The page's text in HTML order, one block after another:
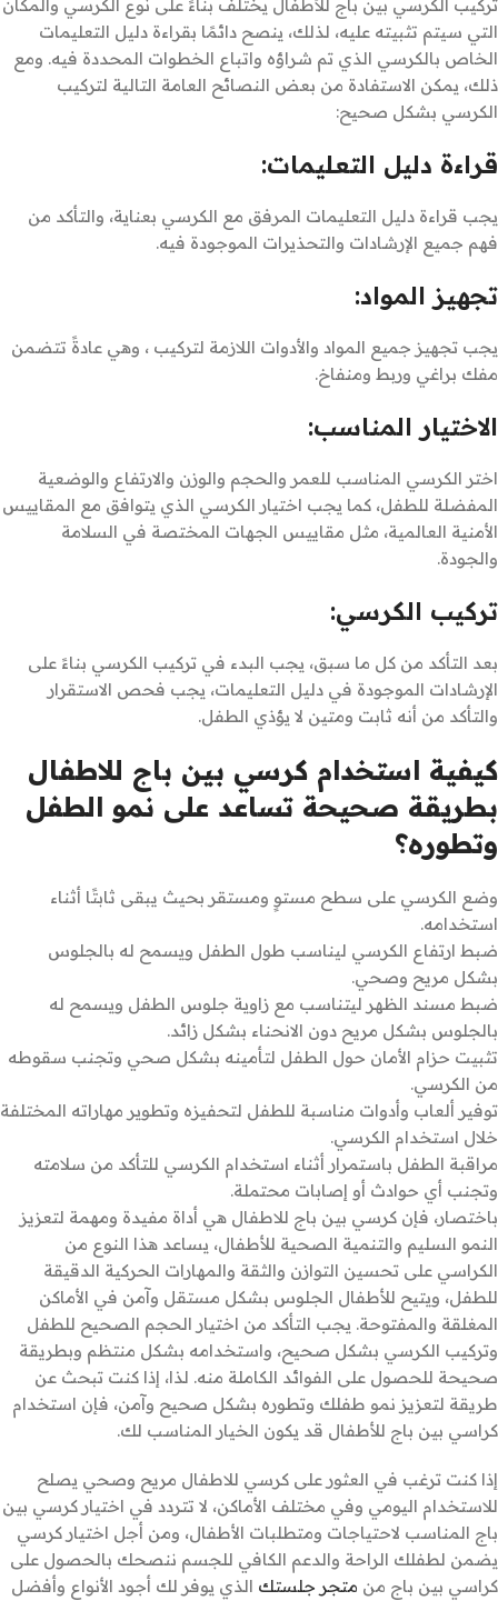
تركيب الكرسي بين باج للأطفال يختلف بناءً على نوع الكرسي والمكان
التي سيتم تثبيته عليه، لذلك، ينصح دائمًا بقراءة دليل التعليمات
الخاص بالكرسي الذي تم شراؤه واتباع الخطوات المحددة فيه. ومع
ذلك، يمكن الاستفادة من بعض النصائح العامة التالية لتركيب
الكرسي بشكل صحيح:
قراءة دليل التعليمات:
يجب قراءة دليل التعليمات المرفق مع الكرسي بعناية، والتأكد من
فهم جميع الإرشادات والتحذيرات الموجودة فيه.
تجهيز المواد:
يجب تجهيز جميع المواد والأدوات اللازمة لتركيب ، وهي عادةً تتضمن
مفك براغي وربط ومنفاخ.
الاختيار المناسب:
اختر الكرسي المناسب للعمر والحجم والوزن والارتفاع والوضعية
المفضلة للطفل، كما يجب اختيار الكرسي الذي يتوافق مع المقاييس
الأمنية العالمية، مثل مقاييس الجهات المختصة في السلامة
والجودة.
تركيب الكرسي:
بعد التأكد من كل ما سبق، يجب البدء في تركيب الكرسي بناءً على
الإرشادات الموجودة في دليل التعليمات، يجب فحص الاستقرار
والتأكد من أنه ثابت ومتين لا يؤذي الطفل.
كيفية استخدام كرسي بين باج للاطفال
بطريقة صحيحة تساعد على نمو الطفل
وتطوره؟
وضع الكرسي على سطح مستوٍ ومستقر بحيث يبقى ثابتًا أثناء
استخدامه.
ضبط ارتفاع الكرسي ليناسب طول الطفل ويسمح له بالجلوس
بشكل مريح وصحي.
ضبط مسند الظهر ليتناسب مع زاوية جلوس الطفل ويسمح له
بالجلوس بشكل مريح دون الانحناء بشكل زائد.
تثبيت حزام الأمان حول الطفل لتأمينه بشكل صحي وتجنب سقوطه
من الكرسي.
توفير ألعاب وأدوات مناسبة للطفل لتحفيزه وتطوير مهاراته المختلفة
خلال استخدام الكرسي.
مراقبة الطفل باستمرار أثناء استخدام الكرسي للتأكد من سلامته
وتجنب أي حوادث أو إصابات محتملة.
باختصار، فإن كرسي بين باج للاطفال هي أداة مفيدة ومهمة لتعزيز
النمو السليم والتنمية الصحية للأطفال، يساعد هذا النوع من
الكراسي على تحسين التوازن والثقة والمهارات الحركية الدقيقة
للطفل، ويتيح للأطفال الجلوس بشكل مستقل وآمن في الأماكن
المغلقة والمفتوحة. يجب التأكد من اختيار الحجم الصحيح للطفل
وتركيب الكرسي بشكل صحيح، واستخدامه بشكل منتظم وبطريقة
صحيحة للحصول على الفوائد الكاملة منه. لذا، إذا كنت تبحث عن
طريقة لتعزيز نمو طفلك وتطوره بشكل صحيح وآمن، فإن استخدام
كراسي بين باج للأطفال قد يكون الخيار المناسب لك.
إذا كنت ترغب في العثور على كرسي للاطفال مريح وصحي يصلح
للاستخدام اليومي وفي مختلف الأماكن، لا تتردد في اختيار كرسي بين
باج المناسب لاحتياجات ومتطلبات الأطفال، ومن أجل اختيار كرسي
يضمن لطفلك الراحة والدعم الكافي للجسم ننصحك بالحصول على
كراسي بين باج من متجر جلستك الذي يوفر لك أجود الأنواع وأفضل